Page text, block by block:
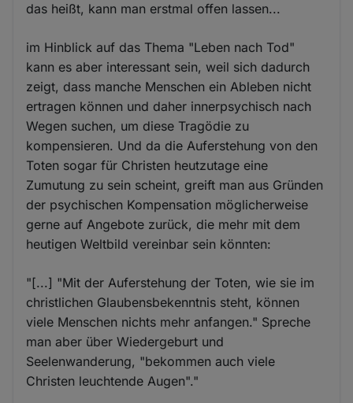
das heißt, kann man erstmal offen lassen...
im Hinblick auf das Thema "Leben nach Tod"
kann es aber interessant sein, weil sich dadurch
zeigt, dass manche Menschen ein Ableben nicht
ertragen können und daher innerpsychisch nach
Wegen suchen, um diese Tragödie zu
kompensieren. Und da die Auferstehung von den
Toten sogar für Christen heutzutage eine
Zumutung zu sein scheint, greift man aus Gründen
der psychischen Kompensation möglicherweise
gerne auf Angebote zurück, die mehr mit dem
heutigen Weltbild vereinbar sein könnten:
"[...] "Mit der Auferstehung der Toten, wie sie im
christlichen Glaubensbekenntnis steht, können
viele Menschen nichts mehr anfangen." Spreche
man aber über Wiedergeburt und
Seelenwanderung, "bekommen auch viele
Christen leuchtende Augen"."